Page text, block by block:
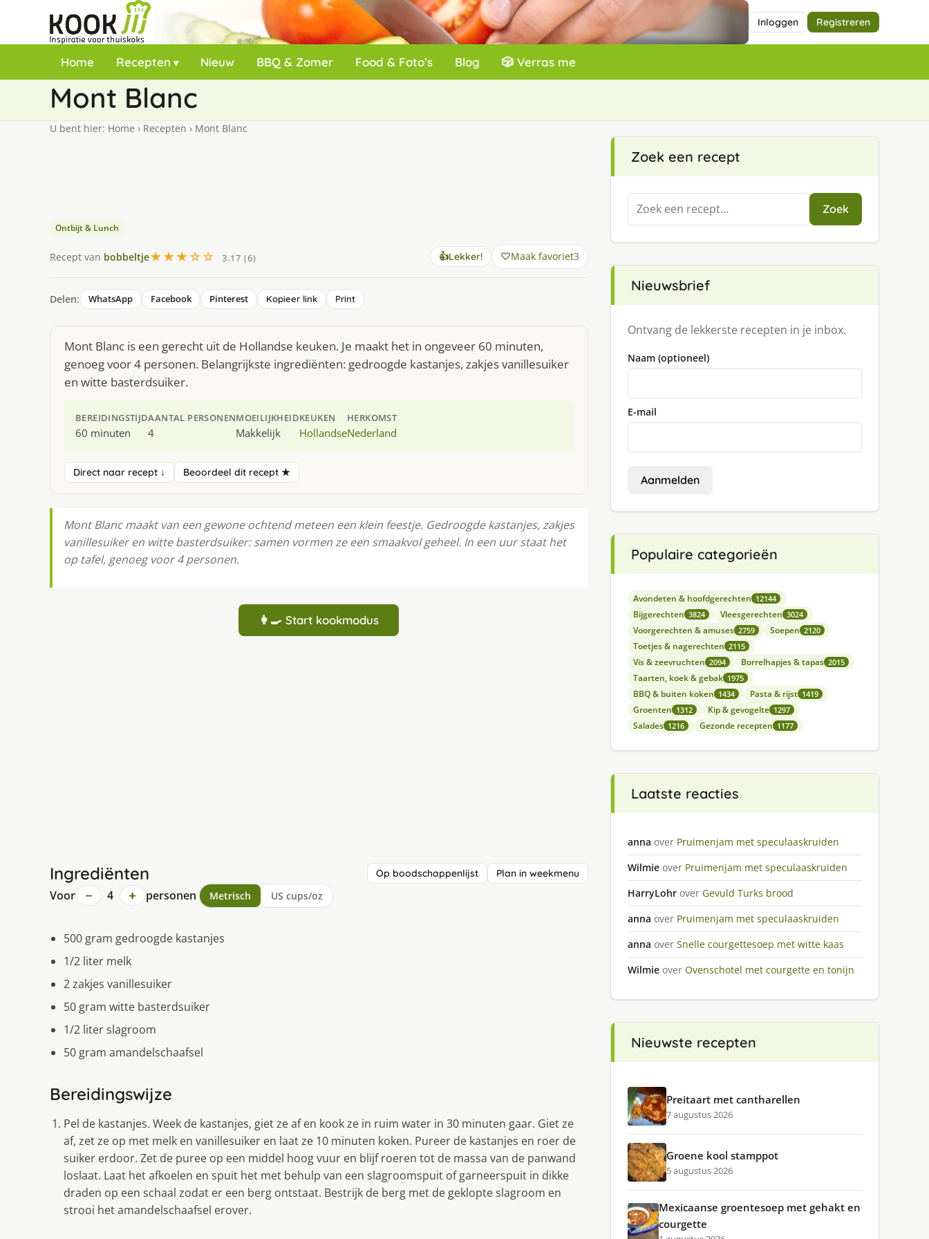
Inloggen Registreren
Home Recepten Nieuw BBQ & Zomer Food & Foto’s Blog 🎲 Verras me
Mont Blanc
U bent hier: Home › Recepten › Mont Blanc
Ontbijt & Lunch
Recept van bobbeltje★★★☆☆ 3.17 (6) 👍Lekker! Maak favoriet3
Delen: WhatsApp Facebook Pinterest Kopieer link Print
Mont Blanc is een gerecht uit de Hollandse keuken. Je maakt het in ongeveer 60 minuten,
genoeg voor 4 personen. Belangrijkste ingrediënten: gedroogde kastanjes, zakjes vanillesuiker
en witte basterdsuiker.
BEREIDINGSTIJD
60 minuten
AANTAL PERSONEN
4
MOEILIJKHEID
Makkelijk
KEUKEN
Hollandse
HERKOMST
Nederland
Direct naar recept ↓ Beoordeel dit recept ★
Mont Blanc maakt van een gewone ochtend meteen een klein feestje. Gedroogde kastanjes, zakjes
vanillesuiker en witte basterdsuiker: samen vormen ze een smaakvol geheel. In een uur staat het
op tafel, genoeg voor 4 personen.
👩‍🍳 Start kookmodus
Ingrediënten Op boodschappenlijst Plan in weekmenu
Voor − 4 + personen Metrisch US cups/oz
500 gram gedroogde kastanjes
1/2 liter melk
2 zakjes vanillesuiker
50 gram witte basterdsuiker
1/2 liter slagroom
50 gram amandelschaafsel
Bereidingswijze
Pel de kastanjes. Week de kastanjes, giet ze af en kook ze in ruim water in 30 minuten gaar. Giet ze
af, zet ze op met melk en vanillesuiker en laat ze 10 minuten koken. Pureer de kastanjes en roer de
suiker erdoor. Zet de puree op een middel hoog vuur en blijf roeren tot de massa van de panwand
loslaat. Laat het afkoelen en spuit het met behulp van een slagroomspuit of garneerspuit in dikke
draden op een schaal zodat er een berg ontstaat. Bestrijk de berg met de geklopte slagroom en
strooi het amandelschaafsel erover.
Zoek een recept
Zoeken
naar:
Zoek
Nieuwsbrief
Ontvang de lekkerste recepten in je inbox.
Naam (optioneel)
E-mail
Aanmelden
Populaire categorieën
Avondeten & hoofdgerechten 12144
Bijgerechten 3824 Vleesgerechten 3024
Voorgerechten & amuses 2759 Soepen 2120
Toetjes & nagerechten 2115
Vis & zeevruchten 2094 Borrelhapjes & tapas 2015
Taarten, koek & gebak 1975
BBQ & buiten koken 1434 Pasta & rijst 1419
Groenten 1312 Kip & gevogelte 1297
Salades 1216 Gezonde recepten 1177
Laatste reacties
anna over Pruimenjam met speculaaskruiden
Wilmie over Pruimenjam met speculaaskruiden
HarryLohr over Gevuld Turks brood
anna over Pruimenjam met speculaaskruiden
anna over Snelle courgettesoep met witte kaas
Wilmie over Ovenschotel met courgette en tonijn
Nieuwste recepten
Preitaart met cantharellen
7 augustus 2026
Groene kool stamppot
5 augustus 2026
Mexicaanse groentesoep met gehakt en
courgette